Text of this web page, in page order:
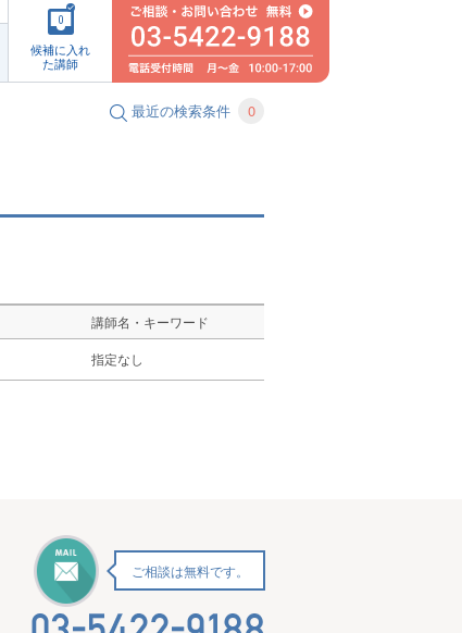
0
候補に入れ
た講師
最近の検索条件 0
講師名・キーワード
指定なし
ご相談は無料です。